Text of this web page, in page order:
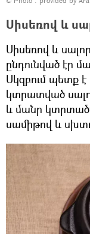
Սիսեռով և
Սիսեռով և
ընդունված էր
Սկզբում պետք է
կտրատված
և մանր կտրտած
սամիթով և